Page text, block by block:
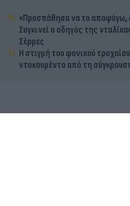
«Προσπάθησα να το αποφύγω,
Συγκινεί ο οδηγός της
Σέρρες
Η στιγμή του φονικού
ντοκουμέντο από τη